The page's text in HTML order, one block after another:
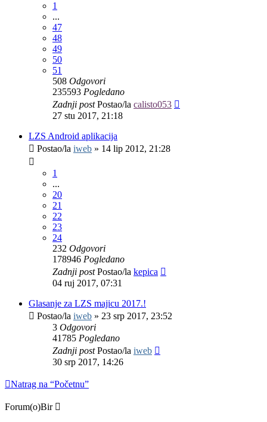
1
...
47
48
49
50
51
508 Odgovori
235593 Pogledano
Zadnji postPostao/la calisto053
27 stu 2017, 21:18
LZS Android aplikacija
Postao/la iweb » 14 lip 2012, 21:28
1
...
20
21
22
23
24
232 Odgovori
178946 Pogledano
Zadnji postPostao/la kepica
04 ruj 2017, 07:31
Glasanje za LZS majicu 2017.!
Postao/la iweb » 23 srp 2017, 23:52
3 Odgovori
41785 Pogledano
Zadnji postPostao/la iweb
30 srp 2017, 14:26
Natrag na “Početnu”
Forum(o)Bir